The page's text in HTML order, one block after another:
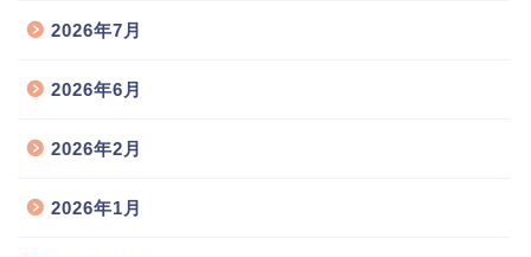
2026年7月
2026年6月
2026年2月
2026年1月